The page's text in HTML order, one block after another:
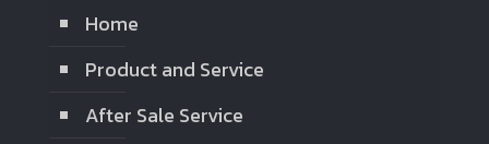
Home
Product and Service
After Sale Service